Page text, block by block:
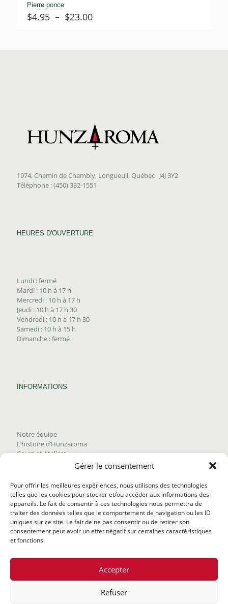
Gérer le consentement
Pour offrir les meilleures expériences, nous utilisons des technologies
telles que les cookies pour stocker et/ou accéder aux informations des
appareils. Le fait de consentir à ces technologies nous permettra de
traiter des données telles que le comportement de navigation ou les ID
uniques sur ce site. Le fait de ne pas consentir ou de retirer son
consentement peut avoir un effet négatif sur certaines caractéristiques
et fonctions.
Accepter
Refuser
Pierre ponce
$4.95 – $23.00Plage
1974, Chemin de Chambly, Longueuil, Québec J4J 3Y2
Téléphone : (450) 332-1551
HEURES D'OUVERTURE
Lundi : fermé
Mardi : 10 h à 17 h
Mercredi : 10 h à 17 h
Jeudi : 10 h à 17 h 30
Vendredi : 10 h à 17 h 30
Samedi : 10 h à 15 h
Dimanche : fermé
INFORMATIONS
Notre équipe
L’histoire d’Hunzaroma
Cours et Ateliers
Trouver nos produits
Politique de frais d'envoi
Termes et conditions
Politique de remboursement